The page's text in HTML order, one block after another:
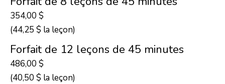
354,00 $
(44,25 $ la leçon)
Forfait de 12 leçons de 45 minutes
486,00 $
(40,50 $ la leçon)